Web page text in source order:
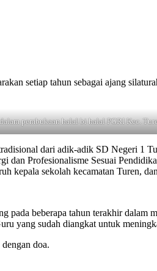
setiap tahun sebagai ajang
pembukaan halal bi halal PGRI Kec.
dari adik-adik SD Negeri 1
Profesionalisme Sesuai
sekolah kecamatan Turen,
beberapa tahun terakhir dalam
yang sudah diangkat untuk
doa.